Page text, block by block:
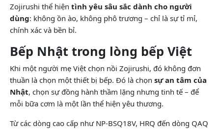
Zojirushi thể hiện tình yêu sâu sắc dành cho người
dùng: không ồn ào, không phô trương – chỉ là sự tỉ mỉ,
chính xác và bền bỉ.
Bếp Nhật trong lòng bếp Việt
Khi một người mẹ Việt chọn nồi Zojirushi, đó không đơn
thuần là chọn một thiết bị bếp. Đó là chọn sự an tâm của
Nhật, chọn sự đồng hành thầm lặng nhưng tinh tế – để
mỗi bữa cơm là một lần thể hiện yêu thương.
Từ các dòng cao cấp như NP-BSQ18V, HRQ đến dòng QAQ